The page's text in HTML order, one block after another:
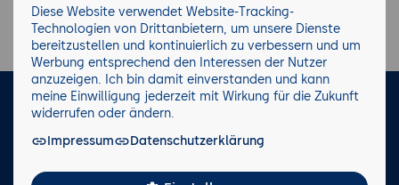
LinkedIn Facebook
Diese Website verwendet Website-Tracking-
Technologien von Drittanbietern, um unsere Dienste
bereitzustellen und kontinuierlich zu verbessern und um
Werbung entsprechend den Interessen der Nutzer
anzuzeigen. Ich bin damit einverstanden und kann
meine Einwilligung jederzeit mit Wirkung für die Zukunft
widerrufen oder ändern.
Impressum
Datenschutzerklärung